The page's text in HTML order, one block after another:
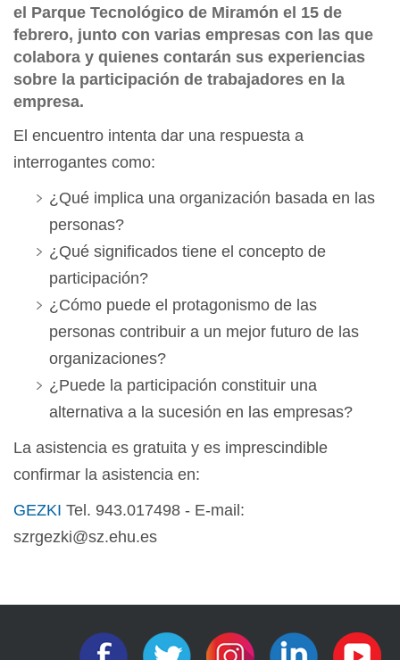
el Parque Tecnológico de Miramón el 15 de
febrero, junto con varias empresas con las que
colabora y quienes contarán sus experiencias
sobre la participación de trabajadores en la
empresa.
El encuentro intenta dar una respuesta a
interrogantes como:
¿Qué implica una organización basada en las
personas?
¿Qué significados tiene el concepto de
participación?
¿Cómo puede el protagonismo de las
personas contribuir a un mejor futuro de las
organizaciones?
¿Puede la participación constituir una
alternativa a la sucesión en las empresas?
La asistencia es gratuita y es imprescindible
confirmar la asistencia en:
GEZKI Tel. 943.017498 - E-mail:
szrgezki@sz.ehu.es